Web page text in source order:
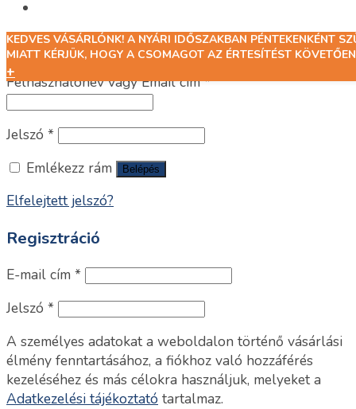
KEDVES VÁSÁRLÓNK! A NYÁRI IDŐSZAKBAN PÉNTEKENKÉNT
MIATT KÉRJÜK, HOGY A CSOMAGOT AZ ÉRTESÍTÉST
+
Belépés
Felhasználónév vagy Email cím*
Jelszó *
Emlékezz rám
Belépés
Elfelejtett jelszó?
Regisztráció
E-mail cím *
Jelszó *
A személyes adatokat a weboldalon történő vásárlási
élmény fenntartásához, a fiókhoz való hozzáférés
kezeléséhez és más célokra használjuk, melyeket a
Adatkezelési tájékoztató tartalmaz.